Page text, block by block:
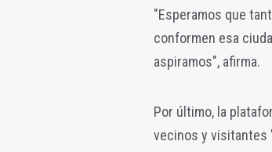
"Esperamos que
conformen esa
aspiramos", afirma.
Por último, la
vecinos y visitantes